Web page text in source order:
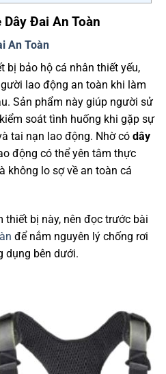
Đai An Toàn
An Toàn
bị bảo hộ cá nhân thiết yếu,
lao động an toàn khi làm
Sản phẩm này giúp người sử
soát tình huống khi gặp sự
tai nạn lao động. Nhờ có dây
động có thể yên tâm thực
không lo sợ về an toàn cá
thiết bị này, nên đọc trước bài
để nắm nguyên lý chống rơi
dụng bên dưới.